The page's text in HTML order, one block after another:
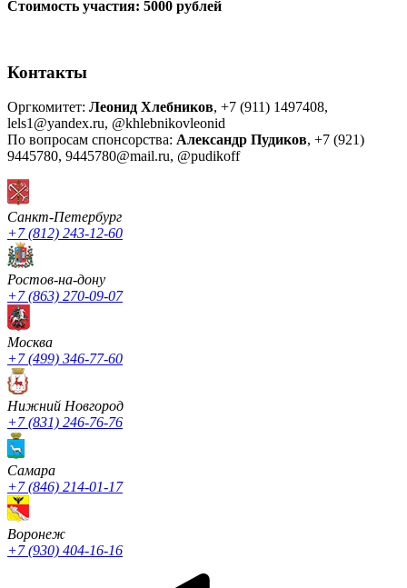
Стоимость участия: 5000 рублей
Контакты
Оргкомитет: Леонид Хлебников, +7 (911) 1497408,
lels1@yandex.ru, @khlebnikovleonid
По вопросам спонсорства: Александр Пудиков, +7 (921)
9445780, 9445780@mail.ru, @pudikoff
Санкт-Петербург
+7 (812) 243-12-60
Ростов-на-дону
+7 (863) 270-09-07
Москва
+7 (499) 346-77-60
Нижний Новгород
+7 (831) 246-76-76
Cамара
+7 (846) 214-01-17
Воронеж
+7 (930) 404-16-16